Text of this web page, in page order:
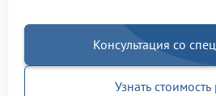
Консультация со
Узнать